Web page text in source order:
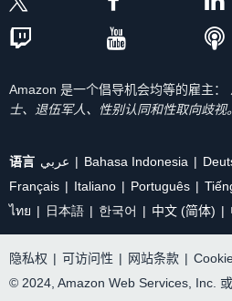
Amazon 是一个倡导机会均等的雇主：
士、退伍军人、性别认同和性取向歧视。
语言 عربي Bahasa Indonesia
Français
Italiano Português
ไทย
日本語 한국어 中文 (简体)
隐私权 | 可访问性 | 网站条款 |
© 2024, Amazon Web Services, Inc.